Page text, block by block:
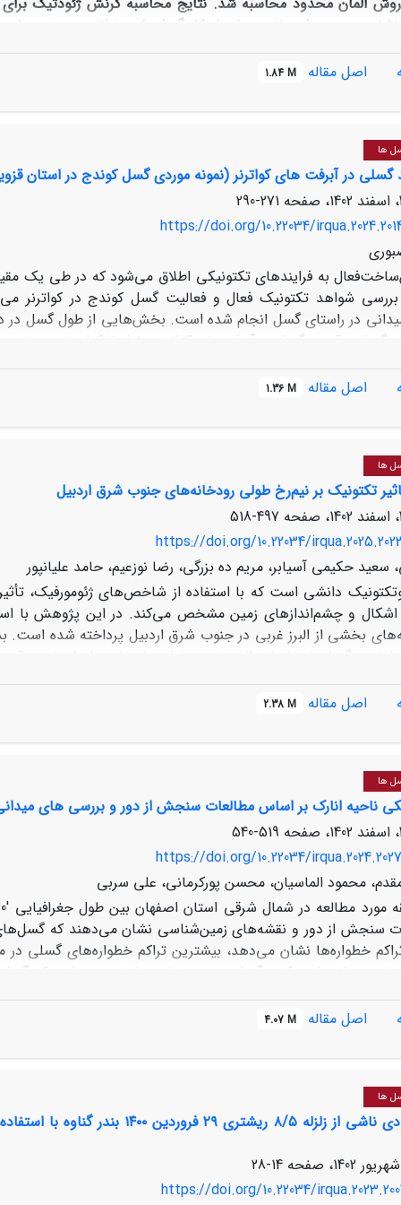
می‌دهد. این نتیجه با سازوکار گسل‌های منطقه، همچنین با
پیرامون گسل قوشا‌داغی برش امتدادلغز راستگرد با مولفه
و فوکال‌مکانیسم زمین‌لرزه‌های رخ داده در این پهنه گسلی
نشان می‌دهد. مقدار و جهت بردارهای سرعت در بخش‌های
اصل مقاله 1.84 M
ها
در آبرفت های کواترنر (نمونه موردی گسل کوندج در استان
271-290
https://doi.org/10.22034/
به فرایندهای تکتونیکی اطلاق می‌شود که در طی یک
شواهد تکتونیک فعال و فعالیت گسل کوندج در کواترنر
در راستای گسل انجام شده است. بخش‌هایی از طول گسل در
شده در راستای گسل موقعیت
اصل مقاله 1.36 M
ها
تکتونیک بر نیم‌رخ طولی رودخانه‌های جنوب شرق اردبیل
497-518
https://doi.org/10.22034/
سعید حکیمی آسیابر، مریم ده بزرگی، رضا نوزعیم، حامد علیانپور
دانشی است که با استفاده از شاخص‌های ژئومورفیک،
و چشم‌اندازهای زمین مشخص می‌کند. در این پژوهش با
بخشی از البرز غربی در جنوب شرق اردبیل پرداخته شده است.
رودخانه‌ها، تعیین و مورد بررسی قرار گرفت. بر اساس نتایج
می‌رود که ریسک لرزه‌خیزی منطقه نیز در اثر گسیختگی گسل‌ها
اصل مقاله 2.38 M
ها
ناحیه انارک بر اساس مطالعات سنجش از دور و بررسی های
519-540
https://doi.org/10.22034/
مقدم، محمود الماسیان، محسن پورکرمانی، علی سربی
سنجش از دور و نقشه‌های زمین‌شناسی نشان می‌دهند که
خطواره‌ها نشان می‌دهد، بیشترین تراکم خطواره‌های گسلی
پتانسیل حرکتی گسل در هر مقطع، مشخص می‌شود که
این نتایج با فراوانی زمین‌لرزه‌های رخ داده در منطقه، هماهنگ
است و در جنوب خاور ناحیه نیاز به مطالعه بیشتری درباره
تهیه شده با داده‌های سنجش از دور، با نقشه زمین‌شناسی
اصل مقاله 4.07 M
ها
جابجایی عمودی ناشی از زلزله ۸/
14-28
https://doi.org/10.22034/